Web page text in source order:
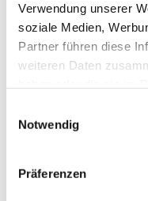
Verwendung unserer
soziale Medien,
Partner führen diese
weiteren Daten
Notwendig
PräferenzenDies